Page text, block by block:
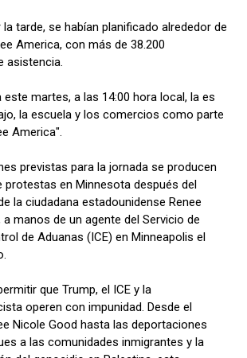
tarde, se habían planificado alrededor de
America, con más de 38.200
asistencia.
martes, a las 14:00 hora local, la es
la escuela y los comercios como parte
America".
previstas para la jornada se producen
protestas en Minnesota después del
la ciudadana estadounidense Renee
a manos de un agente del Servicio de
de Aduanas (ICE) en Minneapolis el
que Trump, el ICE y la
operen con impunidad. Desde el
Nicole Good hasta las deportaciones
a las comunidades inmigrantes y la